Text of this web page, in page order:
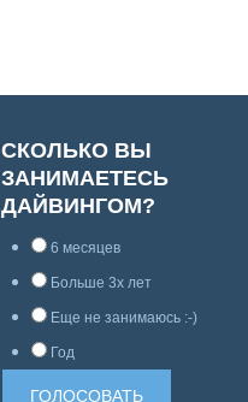
СКОЛЬКО ВЫ
ЗАНИМАЕТЕСЬ
ДАЙВИНГОМ?
6 месяцев
Больше 3х лет
Еще не занимаюсь :-)
Год